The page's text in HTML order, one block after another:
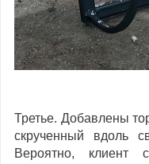
Третье. Добавлены
скрученный вдоль
Вероятно, клиент